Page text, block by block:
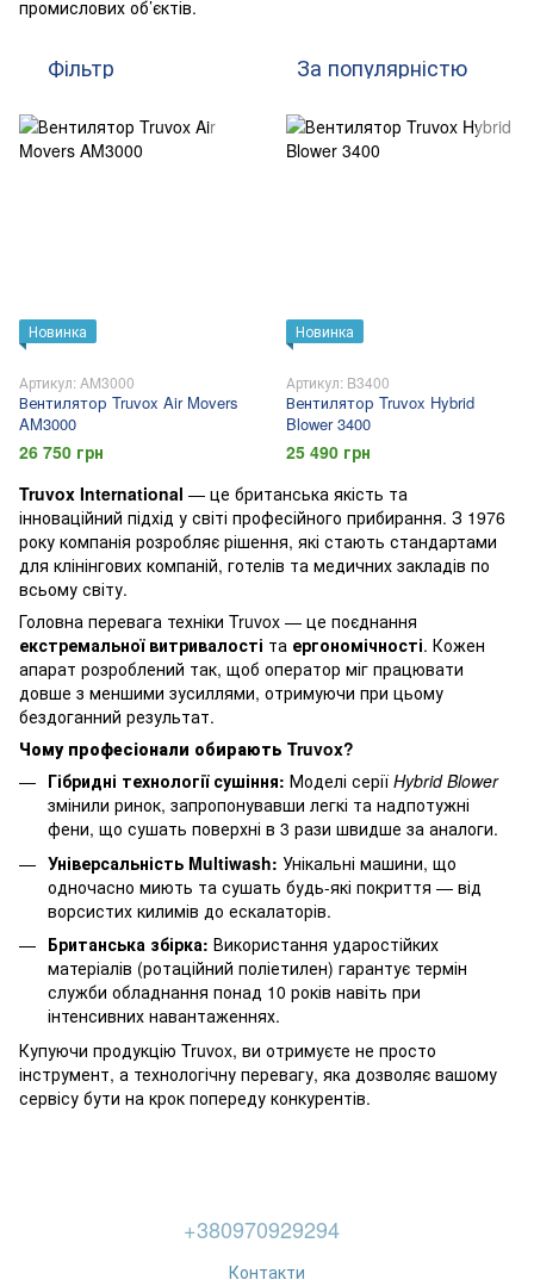
промислових об’єктів.
Фільтр За популярністю
Новинка
Артикул: AM3000
Вентилятор Truvox Air Movers
AM3000
26 750 грн
Новинка
Артикул: B3400
Вентилятор Truvox Hybrid
Blower 3400
25 490 грн
Truvox International — це британська якість та
інноваційний підхід у світі професійного прибирання. З 1976
року компанія розробляє рішення, які стають стандартами
для клінінгових компаній, готелів та медичних закладів по
всьому світу.
Головна перевага техніки Truvox — це поєднання
екстремальної витривалості та ергономічності. Кожен
апарат розроблений так, щоб оператор міг працювати
довше з меншими зусиллями, отримуючи при цьому
бездоганний результат.
Чому професіонали обирають Truvox?
Гібридні технології сушіння: Моделі серії Hybrid Blower
змінили ринок, запропонувавши легкі та надпотужні
фени, що сушать поверхні в 3 рази швидше за аналоги.
Універсальність Multiwash: Унікальні машини, що
одночасно миють та сушать будь-які покриття — від
ворсистих килимів до ескалаторів.
Британська збірка: Використання ударостійких
матеріалів (ротаційний поліетилен) гарантує термін
служби обладнання понад 10 років навіть при
інтенсивних навантаженнях.
Купуючи продукцію Truvox, ви отримуєте не просто
інструмент, а технологічну перевагу, яка дозволяє вашому
сервісу бути на крок попереду конкурентів.
+380970929294
Контакти